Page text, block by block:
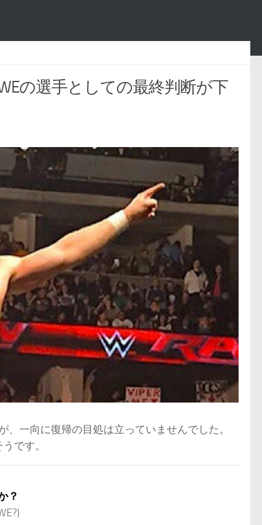
の選手としての最終判断が下
一向に復帰の目処は立っていませんでした。
です。
？